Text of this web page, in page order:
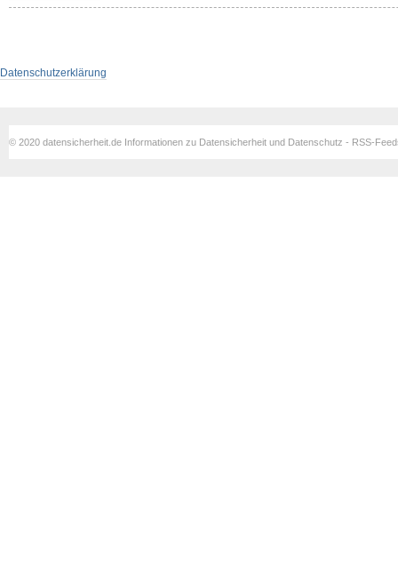
Datenschutzerklärung
© 2020 datensicherheit.de Informationen zu Datensicherheit und Datenschutz - RSS-